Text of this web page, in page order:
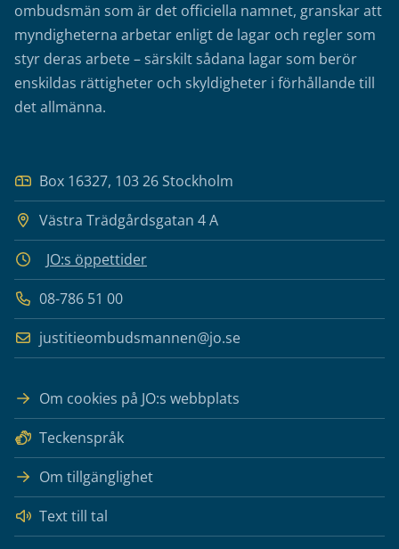
ombudsmän som är det officiella namnet, granskar att
myndigheterna arbetar enligt de lagar och regler som
styr deras arbete – särskilt sådana lagar som berör
enskildas rättigheter och skyldigheter i förhållande till
det allmänna.
Box 16327, 103 26 Stockholm
Västra Trädgårdsgatan 4 A
JO:s öppettider
08-786 51 00
justitieombudsmannen@jo.se
Om cookies på JO:s webbplats
Teckenspråk
Om tillgänglighet
Text till tal